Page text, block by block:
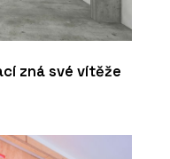
zná své vítěže